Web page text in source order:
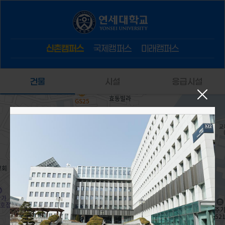
신촌캠퍼스 국제캠퍼스 미래캠퍼스
건물 시설 응급시설
322. 과학관